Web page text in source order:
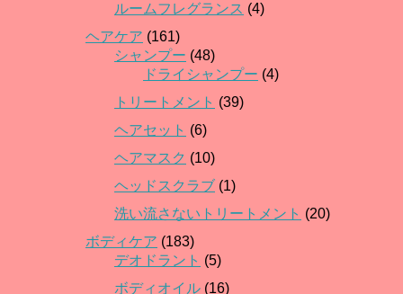
ルームフレグランス (4)
ヘアケア (161)
シャンプー (48)
ドライシャンプー (4)
トリートメント (39)
ヘアセット (6)
ヘアマスク (10)
ヘッドスクラブ (1)
洗い流さないトリートメント (20)
ボディケア (183)
デオドラント (5)
ボディオイル (16)